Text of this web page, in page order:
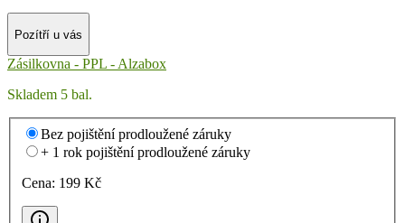
Pozítří u vás
Zásilkovna - PPL - Alzabox
Skladem 5 bal.
Bez pojištění prodloužené záruky
+ 1 rok pojištění prodloužené záruky
Cena: 199 Kč